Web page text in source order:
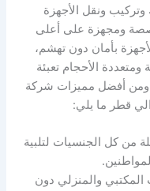
ونقل الأجهزة
ومجهزة على أعلى
بأمان دون تهشم،
الأحجام تعبئة
ومن أفضل مميزات شركة
قطر ما يلي:
من كل الجنسيات لتلبية
المكتبي والمنزلي دون